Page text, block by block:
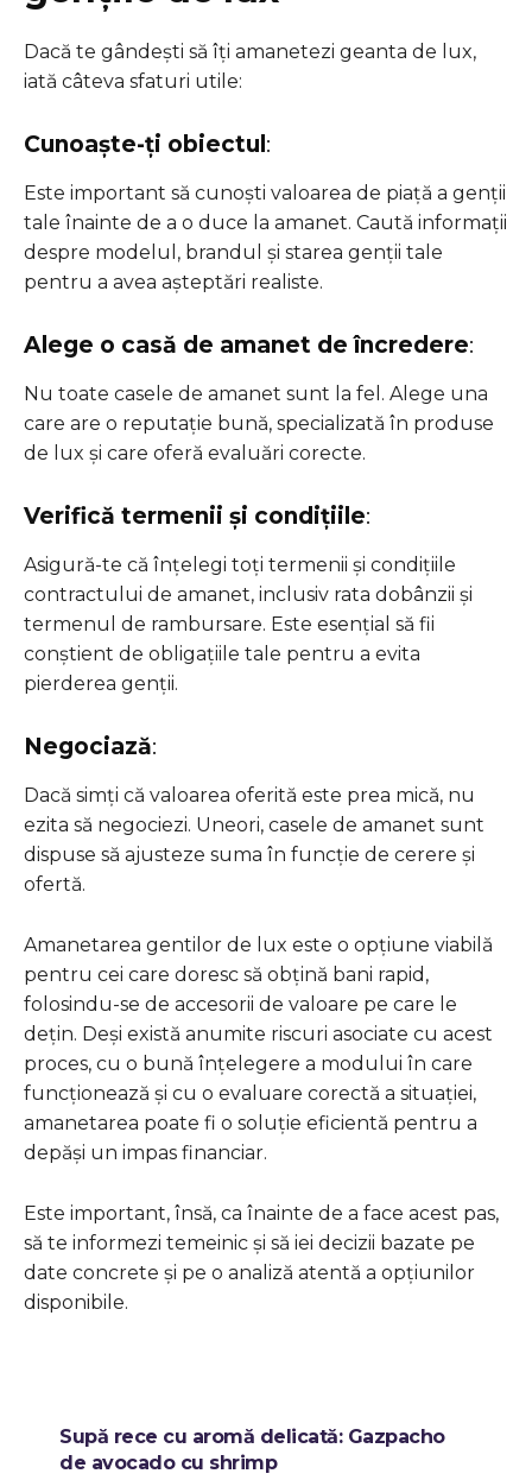
Dacă te gândești să îți amanetezi geanta de lux,
iată câteva sfaturi utile:
Cunoaște-ți obiectul :
Este important să cunoști valoarea de piață a genții
tale înainte de a o duce la amanet. Caută informații
despre modelul, brandul și starea genții tale
pentru a avea așteptări realiste.
Alege o casă de amanet de încredere:
Nu toate casele de amanet sunt la fel. Alege una
care are o reputație bună, specializată în produse
de lux și care oferă evaluări corecte.
Verifică termenii și condițiile:
Asigură-te că înțelegi toți termenii și condițiile
contractului de amanet, inclusiv rata dobânzii și
termenul de rambursare. Este esențial să fii
conștient de obligațiile tale pentru a evita
pierderea genții.
Negociază:
Dacă simți că valoarea oferită este prea mică, nu
ezita să negociezi. Uneori, casele de amanet sunt
dispuse să ajusteze suma în funcție de cerere și
ofertă.
Amanetarea gentilor de lux este o opțiune viabilă
pentru cei care doresc să obțină bani rapid,
folosindu-se de accesorii de valoare pe care le
dețin. Deși există anumite riscuri asociate cu acest
proces, cu o bună înțelegere a modului în care
funcționează și cu o evaluare corectă a situației,
amanetarea poate fi o soluție eficientă pentru a
depăși un impas financiar.
Este important, însă, ca înainte de a face acest pas,
să te informezi temeinic și să iei decizii bazate pe
date concrete și pe o analiză atentă a opțiunilor
disponibile.
Supă rece cu aromă delicată: Gazpacho
de avocado cu shrimp